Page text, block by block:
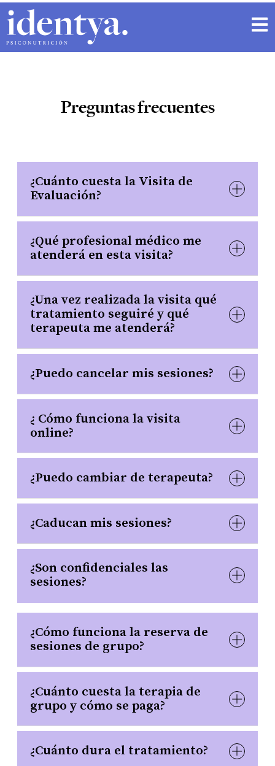
Preguntas frecuentes
¿Cuánto cuesta la Visita de
Evaluación?
¿Qué profesional médico me
atenderá en esta visita?
¿Una vez realizada la visita qué
tratamiento seguiré y qué
terapeuta me atenderá?
¿Puedo cancelar mis sesiones?
¿ Cómo funciona la visita
online?
¿Puedo cambiar de terapeuta?
¿Caducan mis sesiones?
¿Son confidenciales las
sesiones?
¿Cómo funciona la reserva de
sesiones de grupo?
¿Cuánto cuesta la terapia de
grupo y cómo se paga?
¿Cuánto dura el tratamiento?